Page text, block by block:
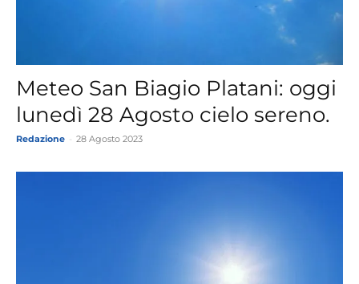
Meteo San Biagio Platani: oggi
lunedì 28 Agosto cielo sereno.
Redazione 28 Agosto 2023